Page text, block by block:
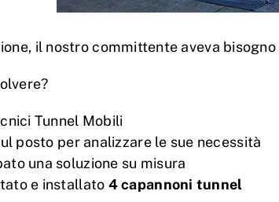
il nostro committente aveva
Tunnel Mobili
posto per analizzare le sue necessità
una soluzione su misura
e installato 4 capannoni tunnel